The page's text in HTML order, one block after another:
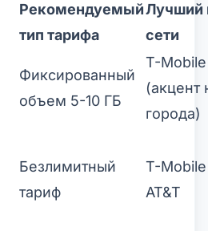
Рекомендуемый
тип тарифа
Лучший
сети
Фиксированный
объем 5-10 ГБ
T-Mobile
(акцент
города)
Безлимитный
тариф
T-
AT&T